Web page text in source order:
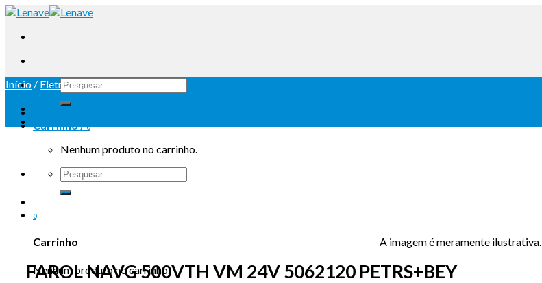
Carrinho /0
Nenhum produto no carrinho.
0
Carrinho
Nenhum produto no carrinho.
Início / Eletricidade
A imagem é meramente ilustrativa.
FAROL NAVG 500VTH VM 24V 5062120 PETRS+BEY